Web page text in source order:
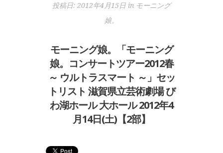
投稿日: 2012年4月15日 in モーニング
娘。
モーニング娘。「モーニング
娘。コンサートツアー2012春
～ ウルトラスマート ～」セッ
トリスト 滋賀県立芸術劇場 び
わ湖ホール 大ホール 2012年4
月14日(土)【2部】